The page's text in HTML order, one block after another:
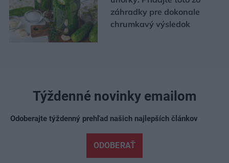
záhradky pre dokonale
chrumkavý výsledok
Týždenné novinky emailom
Odoberajte týždenný prehľad našich najlepších článkov
ODOBERAŤ